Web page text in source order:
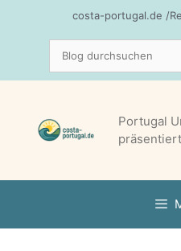
costa-portugal.de /
Portugal